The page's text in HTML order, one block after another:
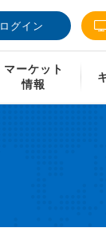
ログイン
マーケット
情報